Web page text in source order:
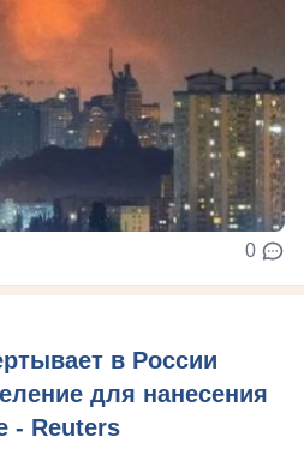
0
в России
для нанесения
- Reuters